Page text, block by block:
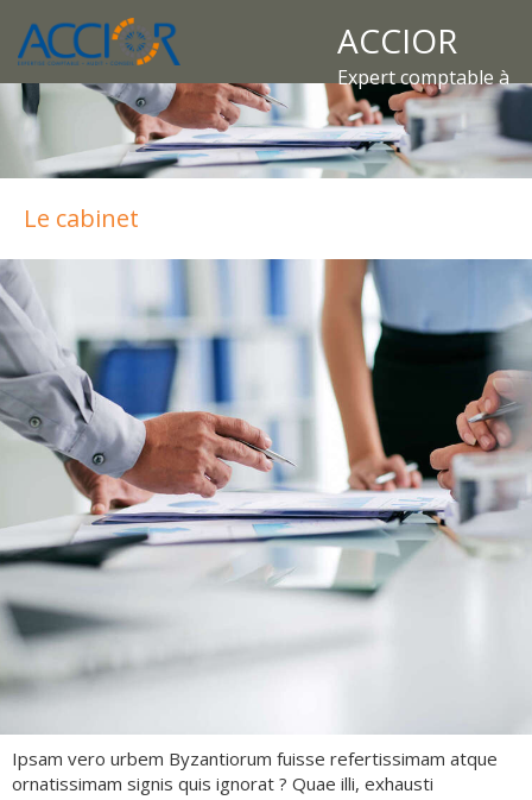
ACCIOR
Expert comptable à
Le cabinet
Ipsam vero urbem Byzantiorum fuisse refertissimam atque
ornatissimam signis quis ignorat ? Quae illi, exhausti